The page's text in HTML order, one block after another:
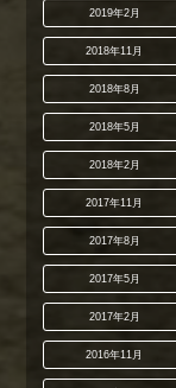
2019年2月
2018年11月
2018年8月
2018年5月
2018年2月
2017年11月
2017年8月
2017年5月
2017年2月
2016年11月